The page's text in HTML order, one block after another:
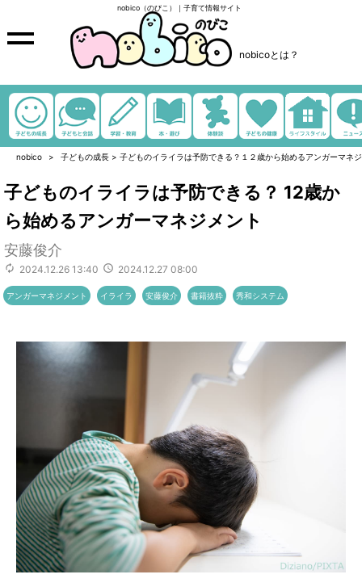
nobico（のびこ）｜子育て情報サイト
nobicoとは？
nobico 子どもの成長 > 子どものイライラは予防できる？１２歳から始めるアンガーマネ
子どものイライラは予防できる？ 12歳か
ら始めるアンガーマネジメント
安藤俊介
2024.12.26 13:40 2024.12.27 08:00
アンガーマネジメント イライラ 安藤俊介 書籍抜粋 秀和システム